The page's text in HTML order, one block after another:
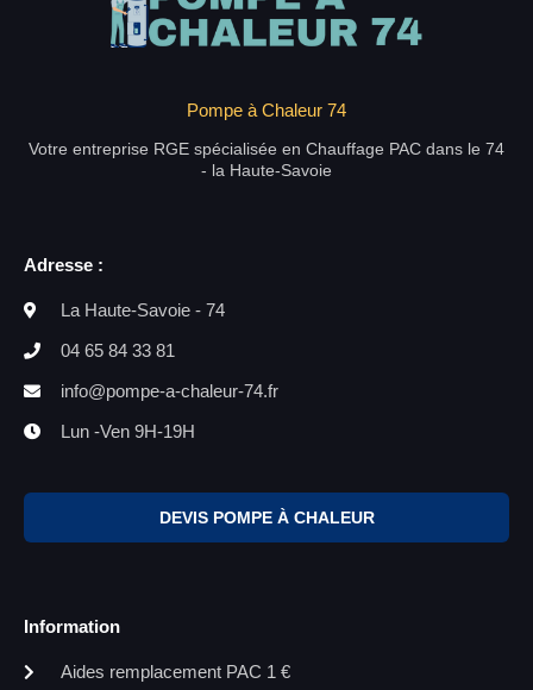
Pompe à Chaleur 74
Votre entreprise RGE spécialisée en Chauffage PAC dans le 74
- la Haute-Savoie
Adresse :
La Haute-Savoie - 74
04 65 84 33 81
info@pompe-a-chaleur-74.fr
Lun -Ven 9H-19H
DEVIS POMPE À CHALEUR
Information
Aides remplacement PAC 1 €